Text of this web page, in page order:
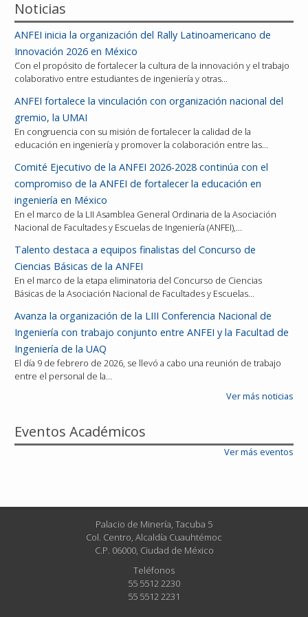
Noticias
ANFEI inicia la organización del Rally Latinoamericano de
Innovación 2026 en México
Con el propósito de fortalecer la cultura de la innovación y el trabajo
colaborativo entre estudiantes de ingeniería y otras…
ANFEI fortalece la vinculación con organización nacional del
gremio, la UMAI
En congruencia con su misión de fortalecer la calidad de la
educación en ingeniería y promover la colaboración entre las…
Comité Ejecutivo de la ANFEI 2026-2028 continúa con el
compromiso de la ANFEI de fortalecer la educación en
ingeniería en México
En el marco de la LII Asamblea General Ordinaria de la Asociación
Nacional de Facultades y Escuelas de Ingeniería (ANFEI),…
Talento destaca a equipos finalistas del Concurso de
Ciencias Básicas de la ANFEI
En el marco de la etapa eliminatoria del Concurso de Ciencias
Básicas de la Asociación Nacional de Facultades y Escuelas…
Avanza la organización de la LIII Conferencia Nacional de
Ingeniería con trabajo conjunto entre ANFEI y la Facultad de
Ingeniería de la UAQ
El día 9 de febrero de 2026, se llevó a cabo una reunión de trabajo
entre el personal de la…
Ver más noticias
Eventos Académicos
Ver más eventos
Palacio de Minería, Tacuba 5
Col. Centro, Alcaldía Cuauhtémoc
C.P. 06000, Ciudad de México
Teléfonos
55 5512 2230
55 5512 2231